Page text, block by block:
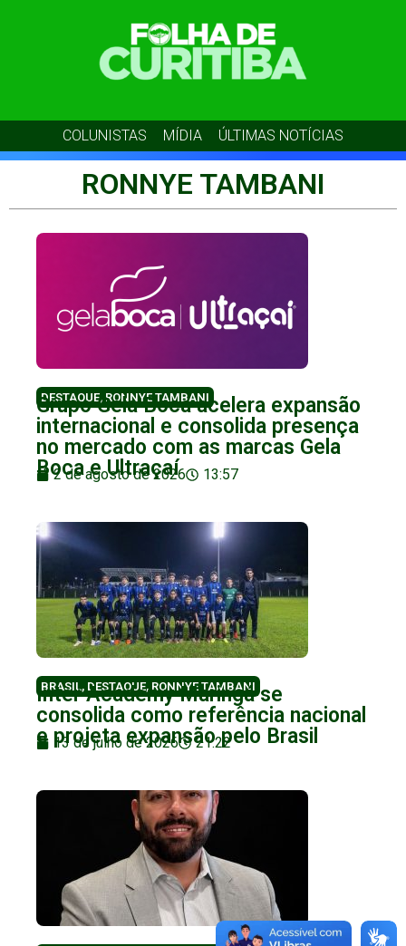
COLUNISTAS MÍDIA ÚLTIMAS NOTÍCIAS
RONNYE TAMBANI
DESTAQUE, RONNYE TAMBANI
Grupo Gela Boca acelera expansão
internacional e consolida presença
no mercado com as marcas Gela
Boca e Ultraçaí
2 de agosto de 2026 13:57
BRASIL, DESTAQUE, RONNYE TAMBANI
Inter Academy Maringá se
consolida como referência nacional
e projeta expansão pelo Brasil
13 de julho de 2026 21:22